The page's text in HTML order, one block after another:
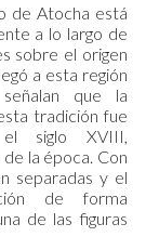
de Atocha está
a lo largo de
sobre el origen
a esta región
que la
tradición fue
siglo XVIII,
la época. Con
separadas y el
de forma
de las figuras